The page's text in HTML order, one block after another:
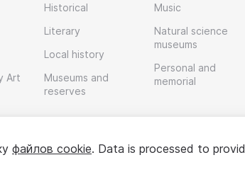
Art
Historical
Literary
Local history
Museums and
reserves
Music
Natural science
museums
Personal and
memorial
файлов cookie. Data is processed to